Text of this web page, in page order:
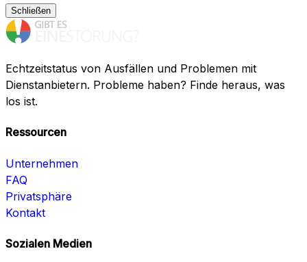
Schließen
Echtzeitstatus von Ausfällen und Problemen mit
Dienstanbietern. Probleme haben? Finde heraus, was
los ist.
Ressourcen
Unternehmen
FAQ
Privatsphäre
Kontakt
Sozialen Medien